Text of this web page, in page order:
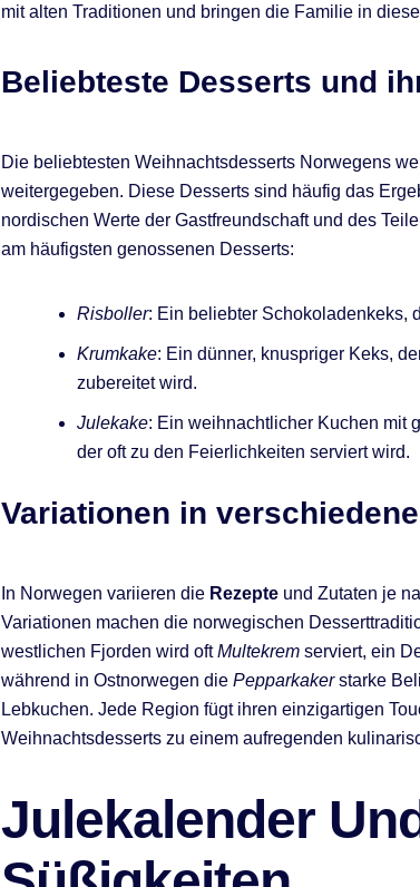
mit alten Traditionen und bringen die Familie in
Beliebteste Desserts und
Die beliebtesten Weihnachtsdesserts Norwegens
weitergegeben. Diese Desserts sind häufig das
nordischen Werte der Gastfreundschaft und des
am häufigsten genossenen Desserts:
Risboller: Ein beliebter Schokoladenkeks,
Krumkake: Ein dünner, knuspriger Keks,
zubereitet wird.
Julekake: Ein weihnachtlicher Kuchen mit
der oft zu den Feierlichkeiten serviert wird.
Variationen in
In Norwegen variieren die Rezepte und Zutaten je
Variationen machen die norwegischen
westlichen Fjorden wird oftMultekrem serviert, ein
während in Ostnorwegen die Pepparkakerstarke
Lebkuchen. Jede Region fügt ihren einzigartigen
Weihnachtsdesserts zu einem aufregenden
Julekalender